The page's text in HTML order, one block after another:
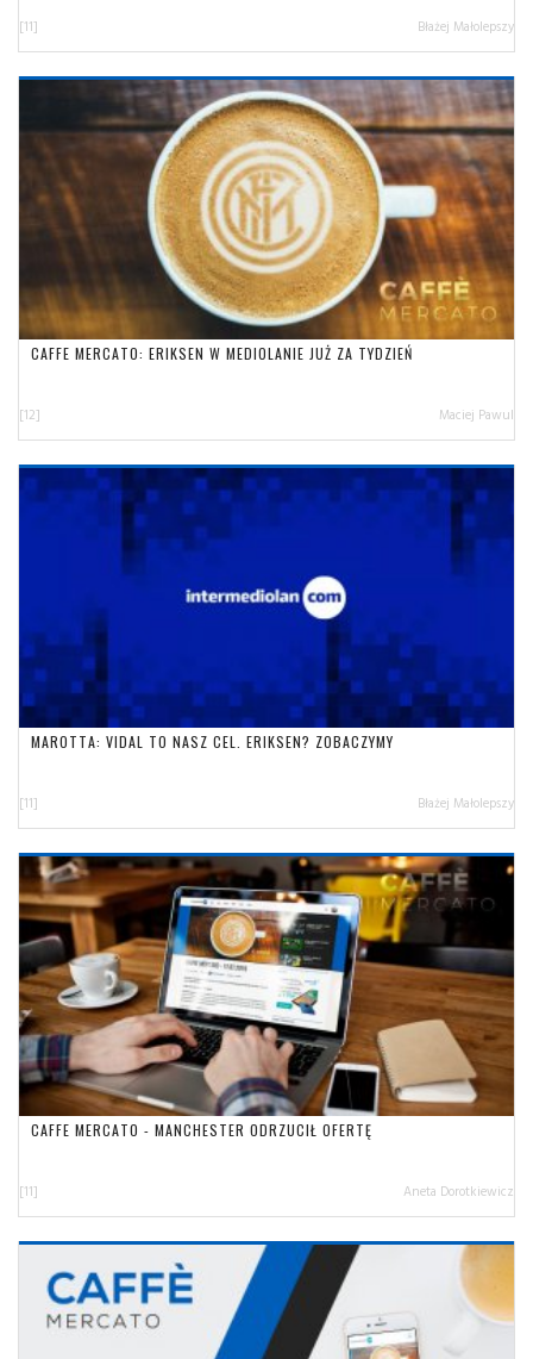
[11] Błażej Małolepszy
CAFFE MERCATO: ERIKSEN W MEDIOLANIE JUŻ ZA TYDZIEŃ
[12] Maciej Pawul
MAROTTA: VIDAL TO NASZ CEL. ERIKSEN? ZOBACZYMY
[11] Błażej Małolepszy
CAFFE MERCATO - MANCHESTER ODRZUCIŁ OFERTĘ
[11] Aneta Dorotkiewicz